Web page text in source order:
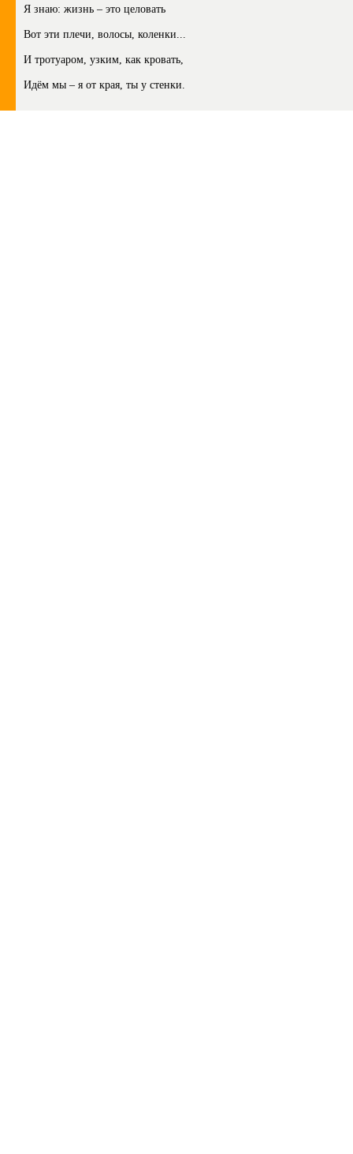
Я знаю: жизнь – это целовать
Вот эти плечи, волосы, коленки...
И тротуаром, узким, как кровать,
Идём мы – я от края, ты у стенки.